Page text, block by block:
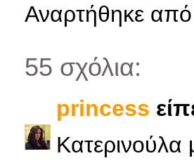
Αναρτήθηκε από
55 σχόλια:
princess
Κατερινούλα